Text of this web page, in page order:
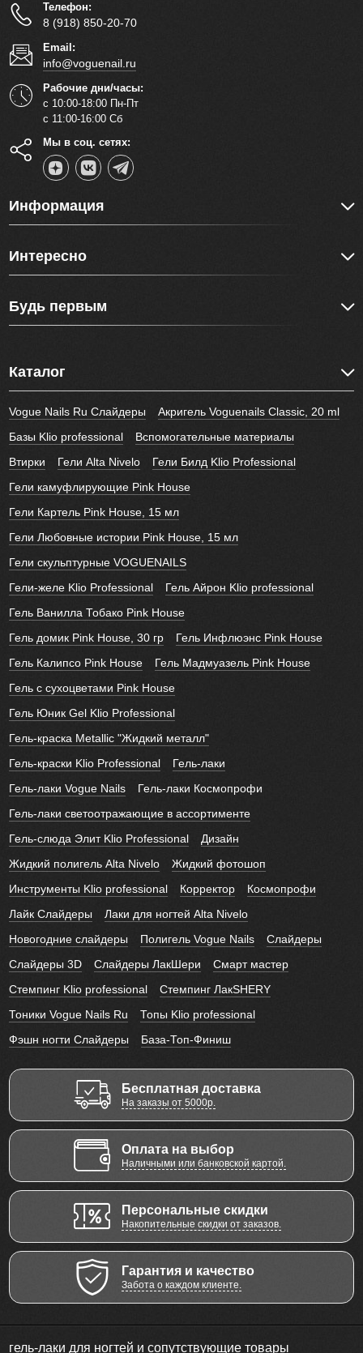
Телефон:
8 (918) 850-20-70
Email:
info@voguenail.ru
Рабочие дни/часы:
с 10:00-18:00 Пн-Пт
с 11:00-16:00 Сб
Мы в соц. сетях:
Информация
Интересно
Будь первым
Каталог
Vogue Nails Ru Слайдеры
Акригель Voguenails Classic, 20 ml
Базы Klio professional
Вспомогательные материалы
Втирки
Гели Alta Nivelo
Гели Билд Klio Professional
Гели камуфлирующие Pink House
Гели Картель Pink House, 15 мл
Гели Любовные истории Pink House, 15 мл
Гели скульптурные VOGUENAILS
Гели-желе Klio Professional
Гель Айрон Klio professional
Гель Ванилла Тобако Pink House
Гель домик Pink House, 30 гр
Гель Инфлюэнс Pink House
Гель Калипсо Pink House
Гель Мадмуазель Pink House
Гель с сухоцветами Pink House
Гель Юник Gel Klio Professional
Гель-краска Metallic "Жидкий металл"
Гель-краски Klio Professional
Гель-лаки
Гель-лаки Vogue Nails
Гель-лаки Космопрофи
Гель-лаки светоотражающие в ассортименте
Гель-слюда Элит Klio Professional
Дизайн
Жидкий полигель Alta Nivelo
Жидкий фотошоп
Инструменты Klio professional
Корректор
Космопрофи
Лайк Слайдеры
Лаки для ногтей Alta Nivelo
Новогодние слайдеры
Полигель Vogue Nails
Слайдеры
Слайдеры 3D
Слайдеры ЛакШери
Смарт мастер
Стемпинг Klio professional
Стемпинг ЛакSHERY
Тоники Vogue Nails Ru
Топы Klio professional
Фэшн ногти Слайдеры
База-Топ-Финиш
Бесплатная доставка
На заказы от 5000р.
Оплата на выбор
Наличными или банковской картой.
Персональные скидки
Накопительные скидки от заказов.
Гарантия и качество
Забота о каждом клиенте.
гель-лаки для ногтей и сопутствующие товары